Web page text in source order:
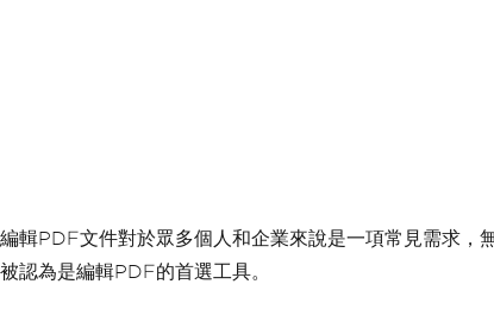
編輯PDF文件對於眾多個人和企業來說是一項常見需求
被認為是編輯PDF的首選工具。